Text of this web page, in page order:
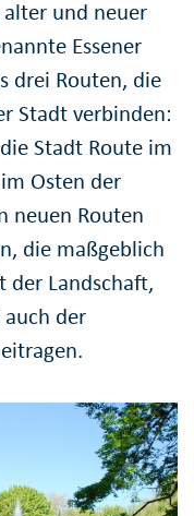
und neuer
Essener
drei Routen, die
Stadt verbinden:
Stadt Route im
Osten der
neuen Routen
die maßgeblich
der Landschaft,
der